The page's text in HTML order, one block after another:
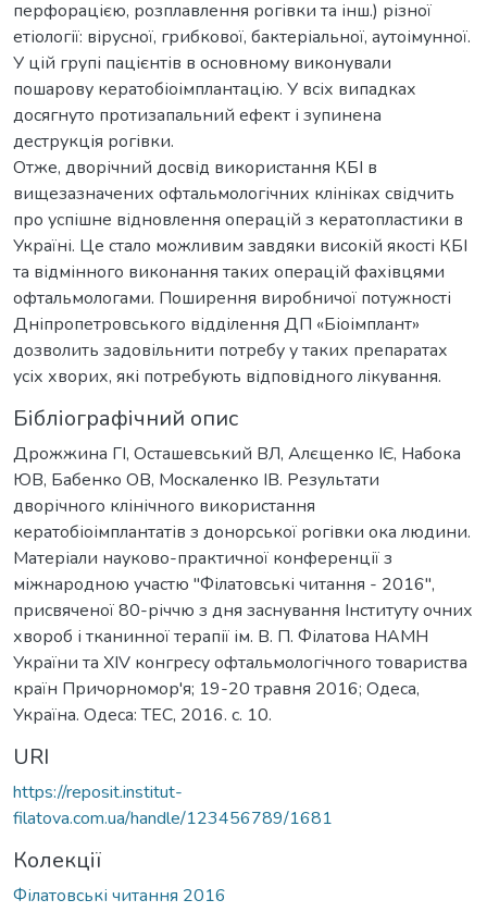
перфорацією, розплавлення рогівки та інш.) різної
етіології: вірусної, грибкової, бактеріальної, аутоімунної.
У цій групі пацієнтів в основному виконували
пошарову кератобіоімплантацію. У всіх випадках
досягнуто протизапальний ефект і зупинена
деструкція рогівки.
Отже, дворічний досвід використання КБІ в
вищезазначених офтальмологічних клініках свідчить
про успішне відновлення операцій з кератопластики в
Україні. Це стало можливим завдяки високій якості КБІ
та відмінного виконання таких операцій фахівцями
офтальмологами. Поширення виробничої потужності
Дніпропетровського відділення ДП «Біоімплант»
дозволить задовільнити потребу у таких препаратах
усіх хворих, які потребують відповідного лікування.
Бібліографічний опис
Дрожжина ГІ, Осташевський ВЛ, Алєщенко ІЄ, Набока
ЮВ, Бабенко ОВ, Москаленко ІВ. Результати
дворічного клінічного використання
кератобіоімплантатів з донорської рогівки ока людини.
Матеріали науково-практичної конференції з
міжнародною участю "Філатовські читання - 2016",
присвяченої 80-річчю з дня заснування Інституту очних
хвороб і тканинної терапії ім. В. П. Філатова НАМН
України та XIV конгресу офтальмологічного товариства
країн Причорномор'я; 19-20 травня 2016; Одеса,
Україна. Одеса: ТЕС, 2016. с. 10.
URI
https://reposit.institut-
filatova.com.ua/handle/123456789/1681
Колекції
Філатовські читання 2016